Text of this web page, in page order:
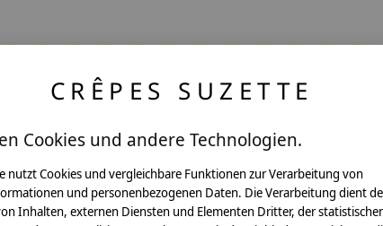
CRÊPES SUZETTE
Cookies und andere Technologien.
nutzt Cookies und vergleichbare Funktionen zur Verarbeitung von
und personenbezogenen Daten. Die Verarbeitung dient
Inhalten, externen Diensten und Elementen Dritter, der